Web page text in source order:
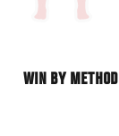
WIN BY METHOD